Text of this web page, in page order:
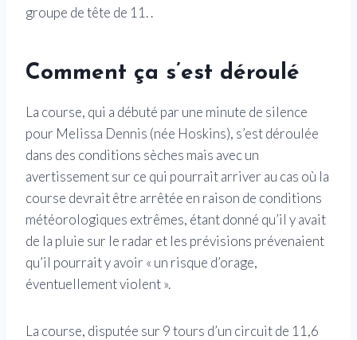
groupe de tête de 11. .
Comment ça s’est déroulé
La course, qui a débuté par une minute de silence
pour Melissa Dennis (née Hoskins), s’est déroulée
dans des conditions sèches mais avec un
avertissement sur ce qui pourrait arriver au cas où la
course devrait être arrêtée en raison de conditions
météorologiques extrêmes, étant donné qu’il y avait
de la pluie sur le radar et les prévisions prévenaient
qu’il pourrait y avoir « un risque d’orage,
éventuellement violent ».
La course, disputée sur 9 tours d’un circuit de 11,6